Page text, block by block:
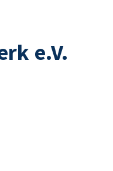
e.V.